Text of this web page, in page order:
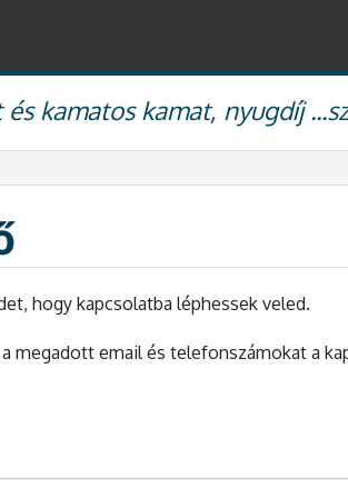
és kamatos kamat, nyugdíj
hogy kapcsolatba léphessek veled.
megadott email és telefonszámokat a